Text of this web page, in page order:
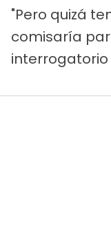
"Pero quizá
comisaría
interrogatorio